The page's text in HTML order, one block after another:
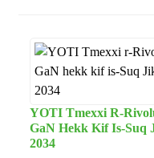
YOTI Tmexxi R-
GaN Hekk Kif Is-Suq
2034